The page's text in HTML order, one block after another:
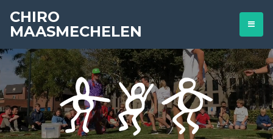
CHIRO
MAASMECHELEN